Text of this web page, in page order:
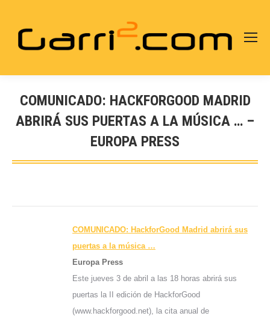
COMUNICADO: HACKFORGOOD MADRID
ABRIRÁ SUS PUERTAS A LA MÚSICA … –
EUROPA PRESS
Estás aquí:
COMUNICADO: HackforGood Madrid abrirá sus
puertas a la música …
Europa Press
Este jueves 3 de abril a las 18 horas abrirá sus
puertas la II edición de HackforGood
(www.hackforgood.net), la cita anual de